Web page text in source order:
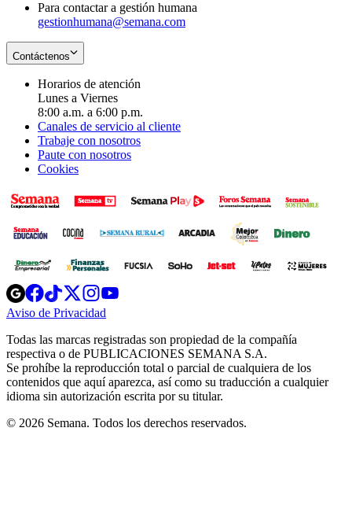
Para contactar a gestión humana
gestionhumana@semana.com
Contáctenos
Horarios de atención
Lunes a Viernes
8:00 a.m. a 6:00 p.m.
Canales de servicio al cliente
Trabaje con nosotros
Paute con nosotros
Cookies
Opens
in
new
Opens
in
new
Opens
in
new
window
Opens
new
windowwindow
Aviso de Privacidad
new
window
Todas las marcas registradas son propiedad de la compañía
respectiva o de PUBLICACIONES SEMANA S.A.
Se prohíbe la reproducción total o parcial de cualquiera de los
contenidos que aquí aparezca, así como su traducción a cualquier
idioma sin autorización escrita por su titular.
© 2026 Semana. Todos los derechos reservados.